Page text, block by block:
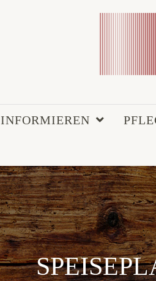
INFORMIEREN